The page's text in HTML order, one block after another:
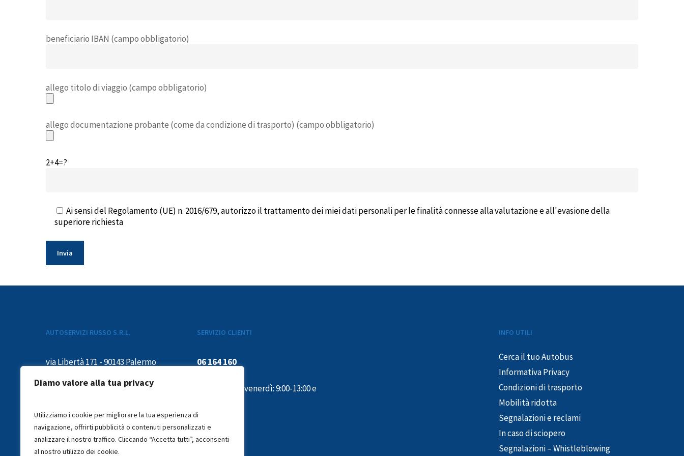
Diamo valore alla tua privacy
Utilizziamo i cookie per migliorare la tua esperienza di
navigazione, offrirti pubblicità o contenuti personalizzati e
analizzare il nostro traffico. Cliccando “Accetta tutti”, acconsenti
al nostro utilizzo dei cookie.
beneficiario IBAN (campo obbligatorio)
allego titolo di viaggio (campo obbligatorio)
allego documentazione probante (come da condizione di trasporto) (campo obbligatorio)
2+4=?
Ai sensi del Regolamento (UE) n. 2016/679, autorizzo il trattamento dei miei dati personali per le finalità connesse alla valutazione e all'evasione della
superiore richiesta
AUTOSERVIZI RUSSO S.R.L.
via Libertà 171 - 90143 Palermo
TP021 – 1715
info@russoautoservizi.it
SERVIZIO CLIENTI
06 164 160
dal lunedì al venerdì: 9:00-13:00 e
INFO UTILI
Cerca il tuo Autobus
Informativa Privacy
Condizioni di trasporto
Mobilità ridotta
Segnalazioni e reclami
In caso di sciopero
Segnalazioni – Whistleblowing